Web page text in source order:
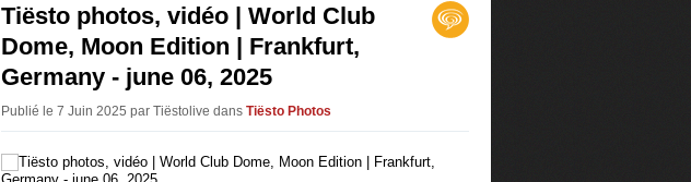
Tiësto photos, vidéo | World Club
Dome, Moon Edition | Frankfurt,
Germany - june 06, 2025
Publié le 7 Juin 2025 par Tiëstolive dans Tiësto Photos